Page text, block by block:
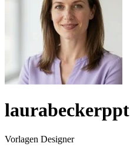
laurabeckerppt
Vorlagen Designer